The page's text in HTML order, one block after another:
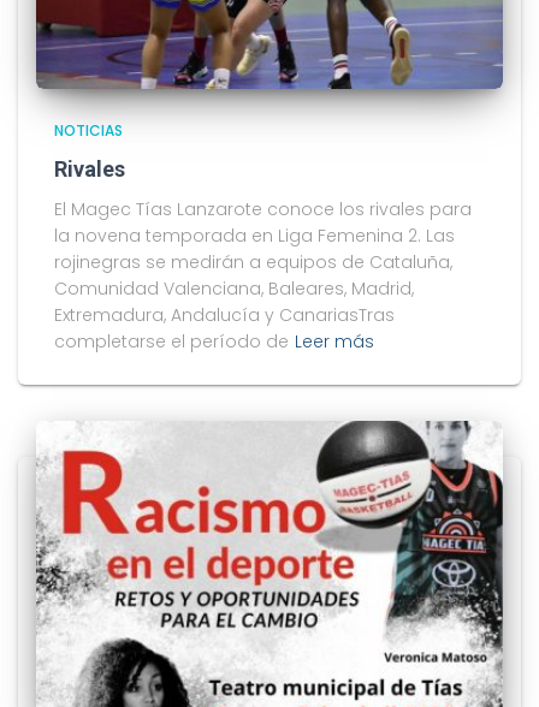
NOTICIAS
Rivales
El Magec Tías Lanzarote conoce los rivales para
la novena temporada en Liga Femenina 2. Las
rojinegras se medirán a equipos de Cataluña,
Comunidad Valenciana, Baleares, Madrid,
Extremadura, Andalucía y CanariasTras
completarse el período de Leer más